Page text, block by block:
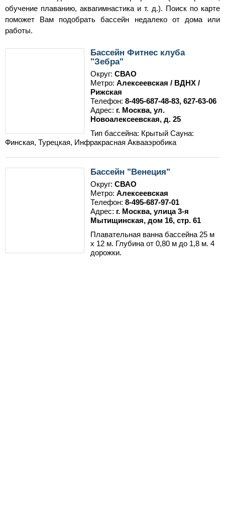
обучение плаванию, аквагимнастика и т. д.). Поиск по карте
поможет Вам подобрать бассейн недалеко от дома или
работы.
Бассейн Фитнес клуба
"Зебра"
Округ: СВАО
Метро: Алексеевская / ВДНХ /
Рижская
Телефон: 8-495-687-48-83, 627-63-06
Адрес: г. Москва, ул.
Новоалексеевская, д. 25
Тип бассейна: Крытый Сауна:
Финская, Турецкая, Инфракрасная Аквааэробика
Бассейн "Венеция"
Округ: СВАО
Метро: Алексеевская
Телефон: 8-495-687-97-01
Адрес: г. Москва, улица 3-я
Мытищинская, дом 16, стр. 61
Плавательная ванна бассейна 25 м
х 12 м. Глубина от 0,80 м до 1,8 м. 4
дорожки.